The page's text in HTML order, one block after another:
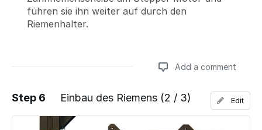
führen sie ihn weiter auf durch den
Riemenhalter.
Add a comment
Step 6 Einbau des Riemens (2 / 3) Edit